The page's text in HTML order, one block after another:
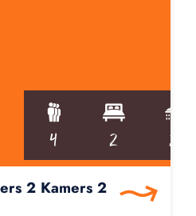
4 2 2
2 Kamers 2